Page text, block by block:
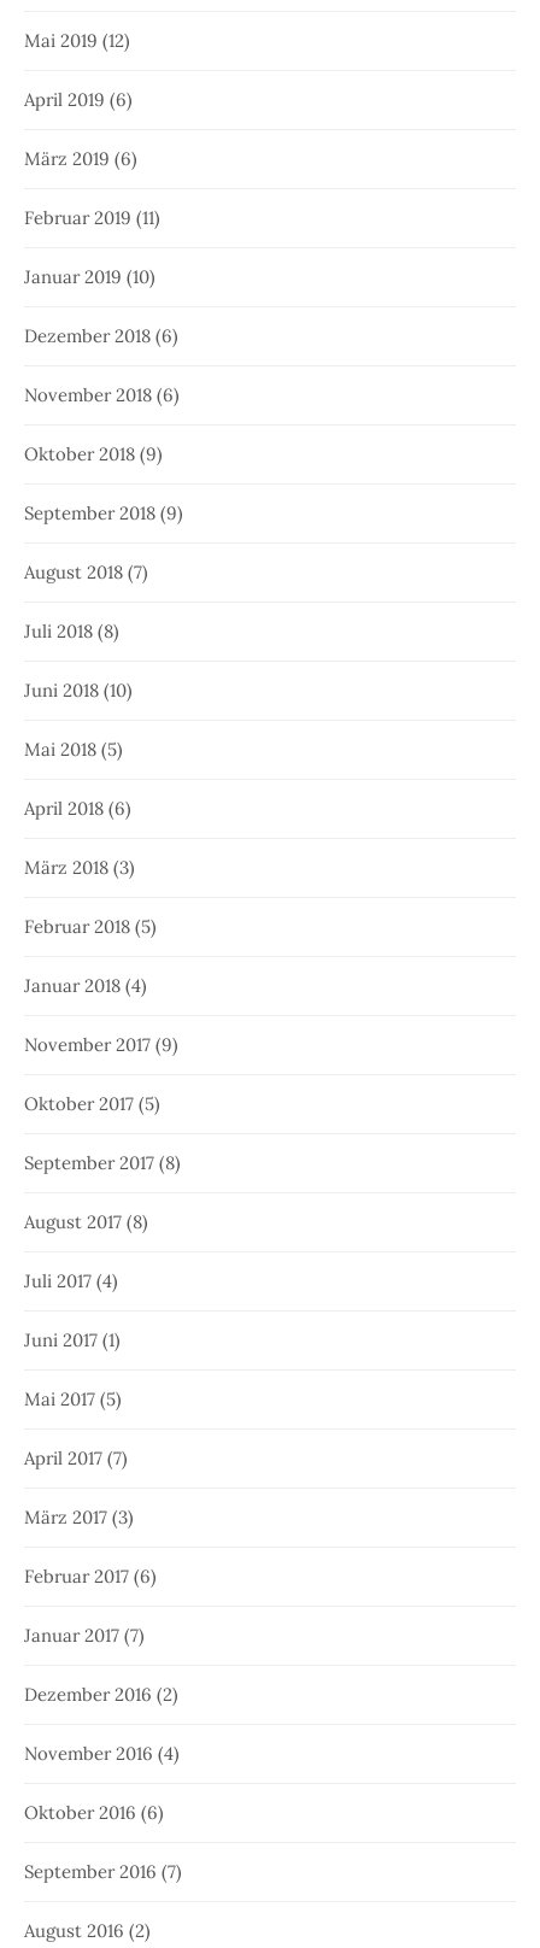
Mai 2019 (12)
April 2019 (6)
März 2019 (6)
Februar 2019 (11)
Januar 2019 (10)
Dezember 2018 (6)
November 2018 (6)
Oktober 2018 (9)
September 2018 (9)
August 2018 (7)
Juli 2018 (8)
Juni 2018 (10)
Mai 2018 (5)
April 2018 (6)
März 2018 (3)
Februar 2018 (5)
Januar 2018 (4)
November 2017 (9)
Oktober 2017 (5)
September 2017 (8)
August 2017 (8)
Juli 2017 (4)
Juni 2017 (1)
Mai 2017 (5)
April 2017 (7)
März 2017 (3)
Februar 2017 (6)
Januar 2017 (7)
Dezember 2016 (2)
November 2016 (4)
Oktober 2016 (6)
September 2016 (7)
August 2016 (2)